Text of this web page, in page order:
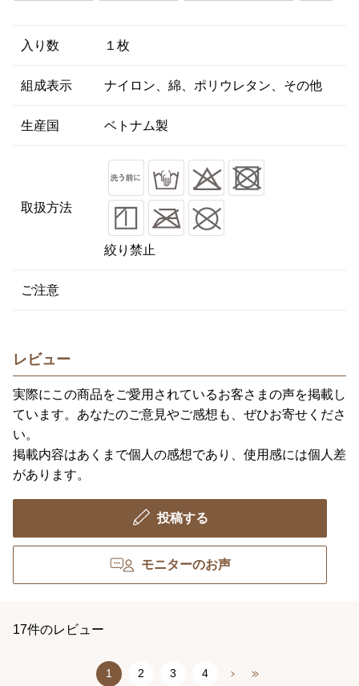
入り数 １枚
組成表示 ナイロン、綿、ポリウレタン、その他
生産国 ベトナム製
取扱方法
絞り禁止
ご注意
レビュー
実際にこの商品をご愛用されているお客さまの声を掲載し
ています。あなたのご意見やご感想も、ぜひお寄せくださ
い。
掲載内容はあくまで個人の感想であり、使用感には個人差
があります。
投稿する
モニターのお声
17件のレビュー
1 2 3 4